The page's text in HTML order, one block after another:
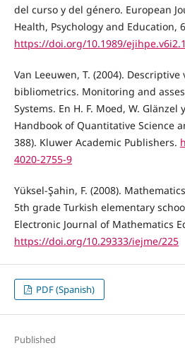
del curso y del género. European
Health, Psychology and Education,
https://doi.org/10.1989/
Van Leeuwen, T. (2004).
bibliometrics. Monitoring and
Systems. En H. F. Moed, W. Glänzel
Handbook of Quantitative Science
388). Kluwer Academic Publishers.
4020-2755-9
Yüksel-Şahin, F. (2008).
5th grade Turkish elementary
Electronic Journal of Mathematics
https://doi.org/10.29333/iejme/225
PDF (Spanish)
Published